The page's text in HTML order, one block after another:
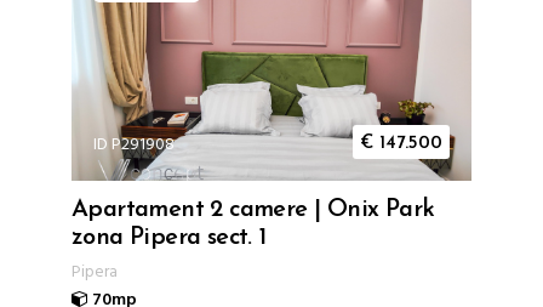
ID P291908 € 147.500
Apartament 2 camere | Onix Park
zona Pipera sect. 1
Pipera
70mp